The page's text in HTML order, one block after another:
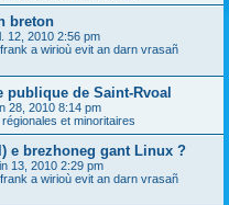
breton
12, 2010 2:56 pm
a wirioù evit an darn vrasañ
publique de Saint-Rvoal
28, 2010 8:14 pm
et minoritaires
e brezhoneg gant Linux ?
13, 2010 2:29 pm
a wirioù evit an darn vrasañ